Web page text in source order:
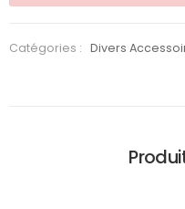
Catégories : Divers